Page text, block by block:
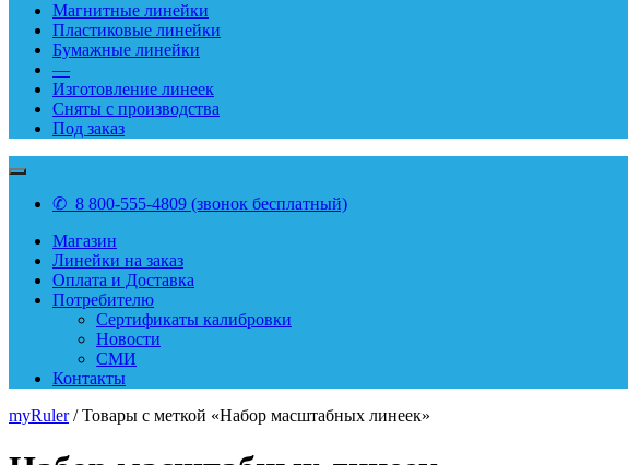
Магнитные линейки
Пластиковые линейки
Бумажные линейки
—
Изготовление линеек
Сняты с производства
Под заказ
✆ 8 800-555-4809 (звонок бесплатный)
Магазин
Линейки на заказ
Оплата и Доставка
Потребителю
Сертификаты калибровки
Новости
СМИ
Контакты
myRuler/ Товары с меткой «Набор масштабных линеек»